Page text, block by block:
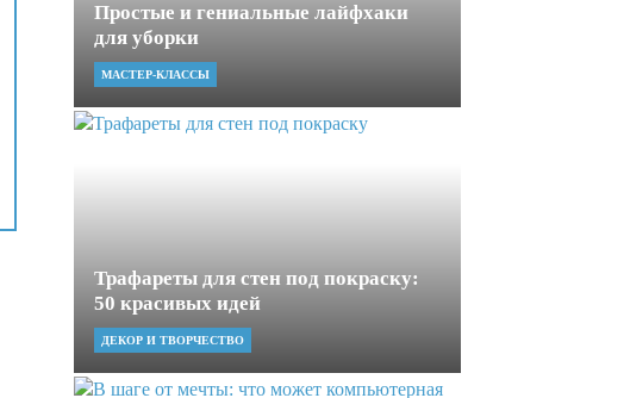
Простые и гениальные лайфхаки
для уборки
МАСТЕР-КЛАССЫ
Трафареты для стен под покраску:
50 красивых идей
ДЕКОР И ТВОРЧЕСТВО